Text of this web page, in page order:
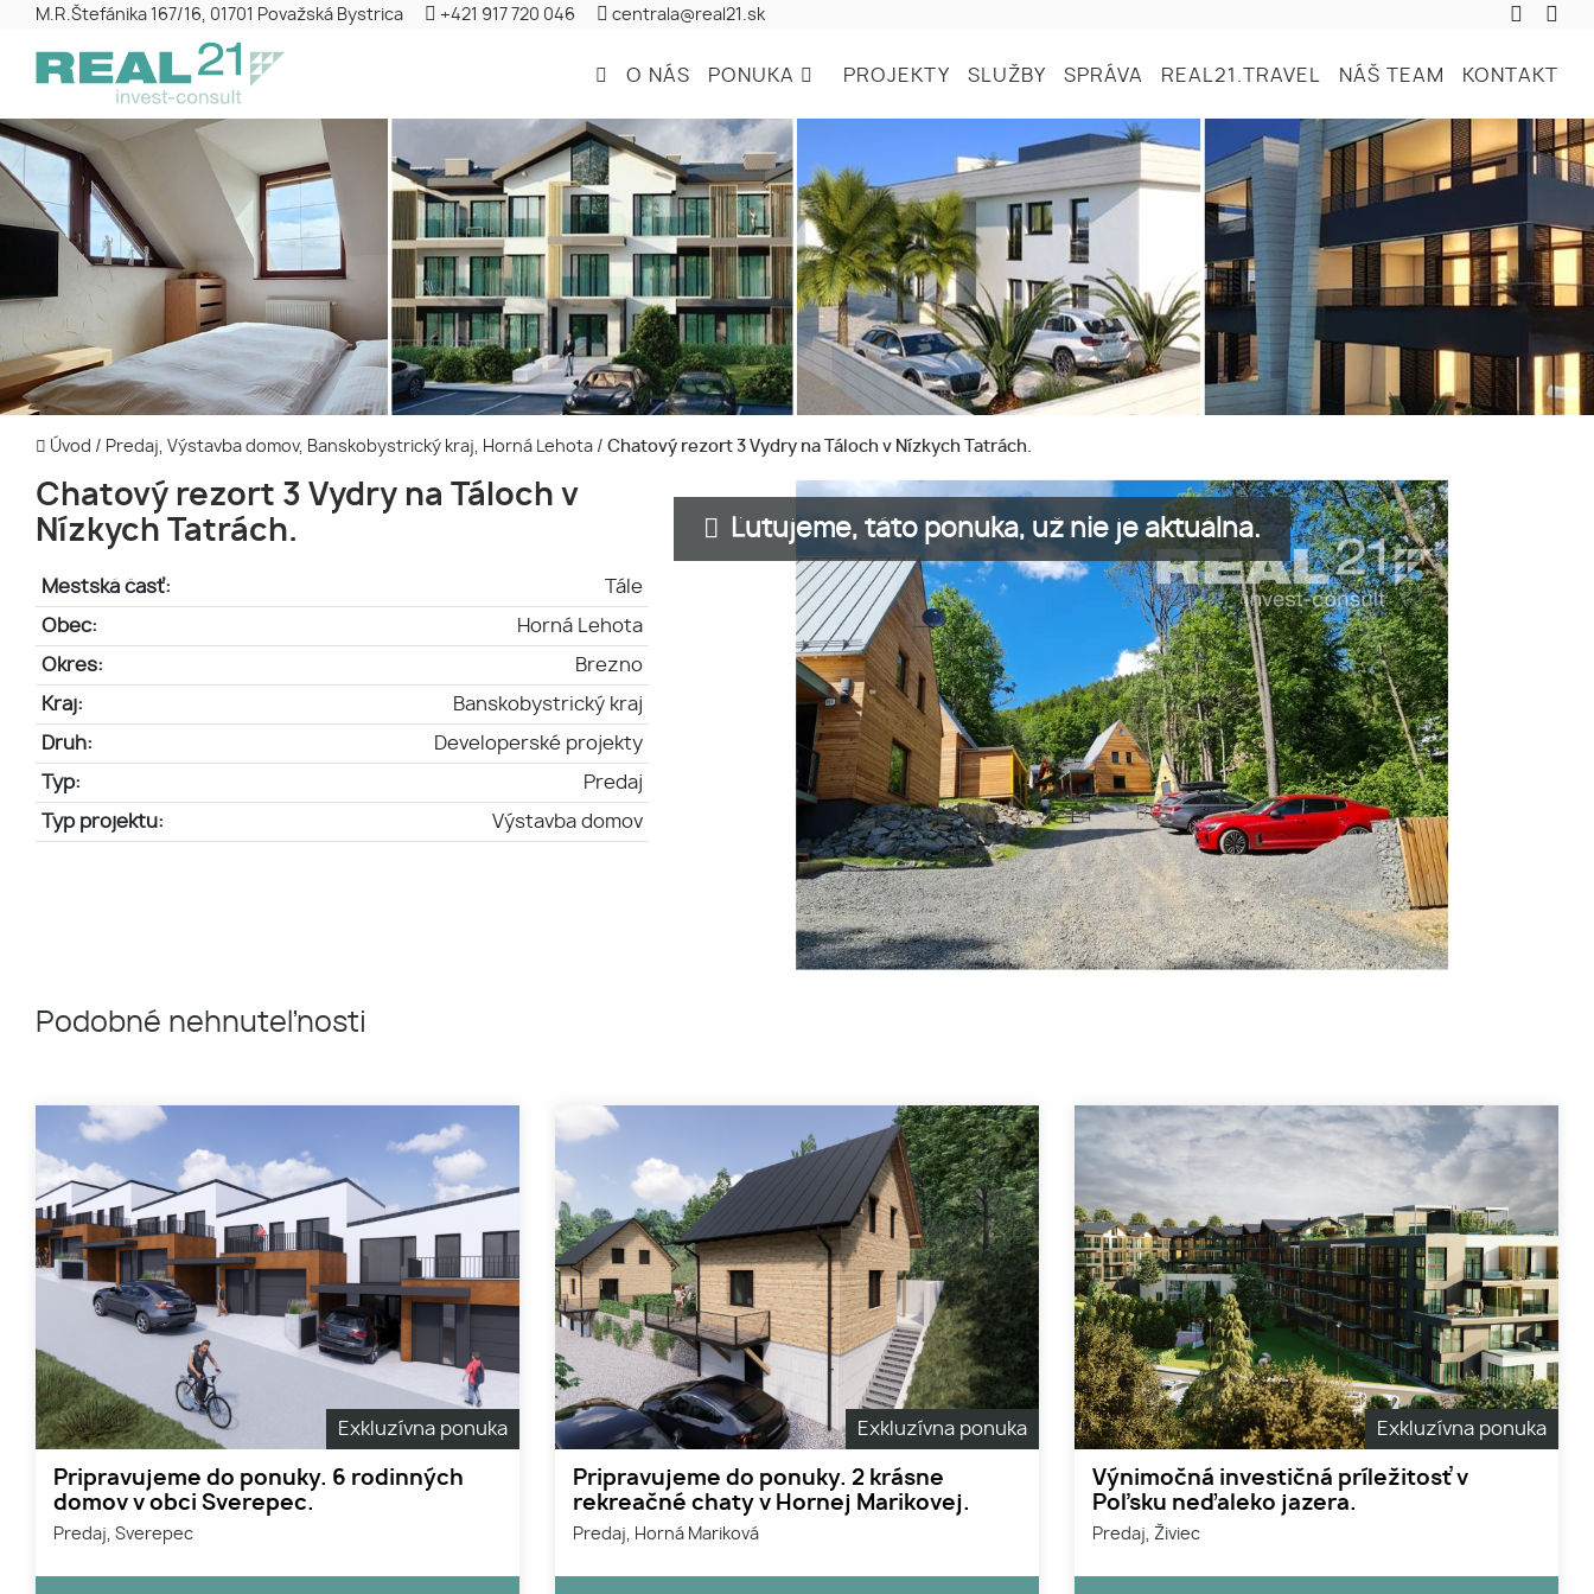
M.R.Štefánika 167/16, 01701 Považská Bystrica +421 917 720 046 centrala@real21.sk
O NÁS PONUKA PROJEKTY SLUŽBY SPRÁVA REAL21.TRAVEL NÁŠ TEAM KONTAKT
Úvod / Predaj, Výstavba domov, Banskobystrický kraj, Horná Lehota / Chatový rezort 3 Vydry na Táloch v Nízkych Tatrách.
Chatový rezort 3 Vydry na Táloch v
Nízkych Tatrách.
Mestská časť: Tále
Obec: Horná Lehota
Okres: Brezno
Kraj: Banskobystrický kraj
Druh: Developerské projekty
Typ: Predaj
Typ projektu: Výstavba domov
Ľutujeme, táto ponuka, už nie je aktuálna.
Podobné nehnuteľnosti
Exkluzívna ponuka
Pripravujeme do ponuky. 6 rodinných
domov v obci Sverepec.
Predaj, Sverepec
Exkluzívna ponuka
Pripravujeme do ponuky. 2 krásne
rekreačné chaty v Hornej Marikovej.
Predaj, Horná Mariková
Exkluzívna ponuka
Výnimočná investičná príležitosť v
Poľsku neďaleko jazera.
Predaj, Živiec